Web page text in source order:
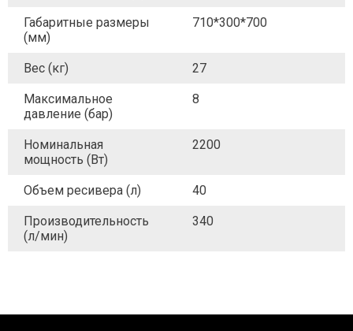
Габаритные размеры
(мм)
710*300*700
Вес (кг) 27
Максимальное
давление (бар)
8
Номинальная
мощность (Вт)
2200
Объем ресивера (л) 40
Производительность
(л/мин)
340